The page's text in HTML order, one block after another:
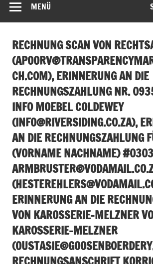
MENÜ
RECHNUNG SCAN VON
(
CH.COM), ERINNERUNG AN DIE
RECHNUNGSZAHLUNG NR.
INFO MOEBEL COLDEWEY
(INFO@RIVERSIDING.CO.ZA),
AN DIE RECHNUNGSZAHLUNG
(VORNAME NACHNAME)
(
ERINNERUNG AN DIE
VON KAROSSERIE-MELZNER
KAROSSERIE-MELZNER
(